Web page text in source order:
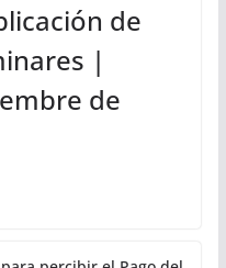
de
|
de